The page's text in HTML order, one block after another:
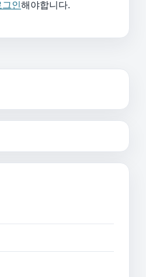
그인해야합니다.